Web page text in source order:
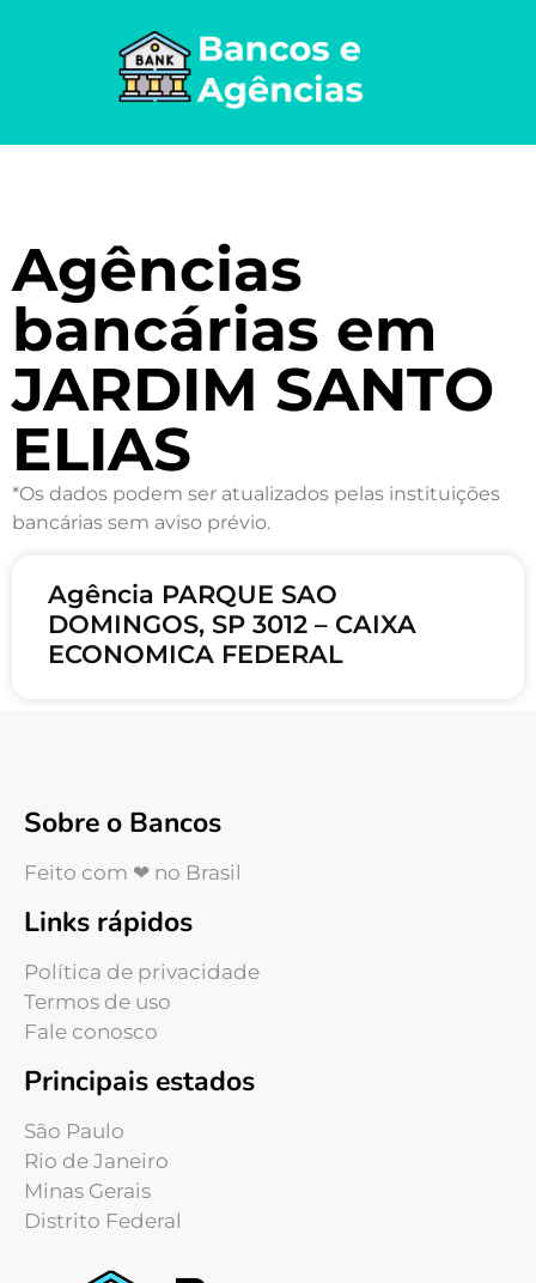
Agências
bancárias em
JARDIM SANTO
ELIAS
*Os dados podem ser atualizados pelas instituições
bancárias sem aviso prévio.
Agência PARQUE SAO
DOMINGOS, SP 3012 – CAIXA
ECONOMICA FEDERAL
Sobre o Bancos
Feito com ❤ no Brasil
Links rápidos
Política de privacidade
Termos de uso
Fale conosco
Principais estados
São Paulo
Rio de Janeiro
Minas Gerais
Distrito Federal